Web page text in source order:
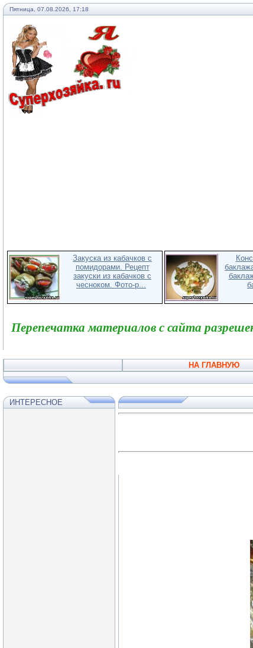
Пятница, 07.08.2026, 17:18
Закуска из кабачков с
помидорами. Рецепт
закуски из кабачков с
чесноком. Фото-р...
Перепечатка материалов с сайта
НА ГЛАВНУЮ
ИНТЕРЕСНОЕ